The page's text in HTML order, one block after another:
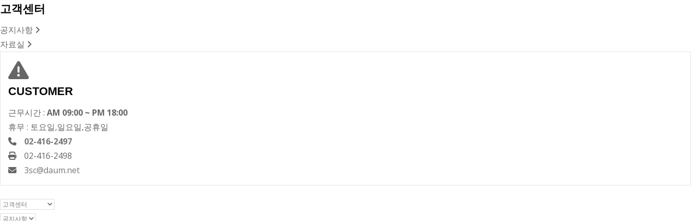
고객센터
공지사항
자료실
CUSTOMER
근무시간 : AM 09:00 ~ PM 18:00
휴무 : 토요일,일요일,공휴일
02-416-2497
02-416-2498
3sc@daum.net